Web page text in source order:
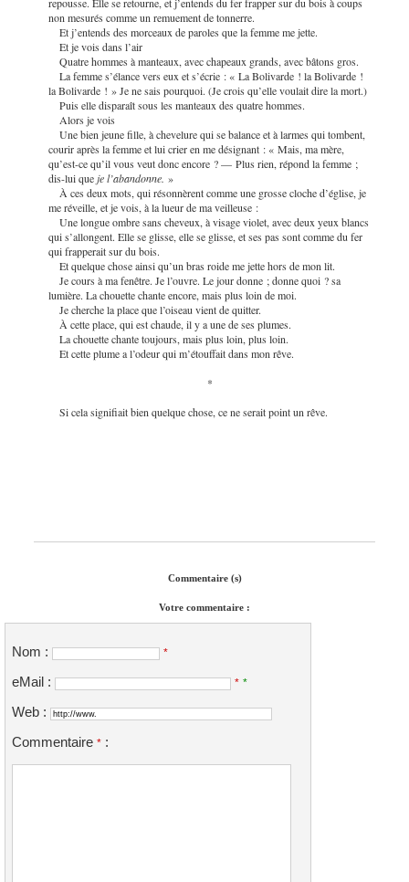
non mesurés comme un remuement de tonnerre.
Et j’entends des morceaux de paroles que la femme me jette.
Et je vois dans l’air
Quatre hommes à manteaux, avec chapeaux grands, avec bâtons gros.
La femme s’élance vers eux et s’écrie : « La Bolivarde ! la Bolivarde !
la Bolivarde ! » Je ne sais pourquoi. (Je crois qu’elle voulait dire la mort.)
Puis elle disparaît sous les manteaux des quatre hommes.
Alors je vois
Une bien jeune fille, à chevelure qui se balance et à larmes qui tombent,
courir après la femme et lui crier en me désignant : « Mais, ma mère,
qu’est-ce qu’il vous veut donc encore ? — Plus rien, répond la femme ;
dis-lui que je l’abandonne. »
À ces deux mots, qui résonnèrent comme une grosse cloche d’église, je
me réveille, et je vois, à la lueur de ma veilleuse :
Une longue ombre sans cheveux, à visage violet, avec deux yeux blancs
qui s’allongent. Elle se glisse, elle se glisse, et ses pas sont comme du fer
qui frapperait sur du bois.
Et quelque chose ainsi qu’un bras roide me jette hors de mon lit.
Je cours à ma fenêtre. Je l’ouvre. Le jour donne ; donne quoi ? sa
lumière. La chouette chante encore, mais plus loin de moi.
Je cherche la place que l’oiseau vient de quitter.
À cette place, qui est chaude, il y a une de ses plumes.
La chouette chante toujours, mais plus loin, plus loin.
Et cette plume a l’odeur qui m’étouffait dans mon rêve.
*
Si cela signifiait bien quelque chose, ce ne serait point un rêve.
Commentaire (s)
Votre commentaire :
Nom : *
eMail : * *
Web :
Commentaire * :